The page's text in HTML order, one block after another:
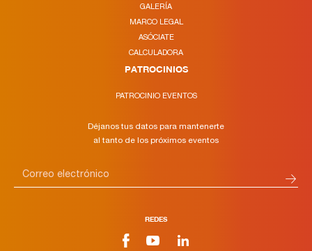
GALERÍA
MARCO LEGAL
ASÓCIATE
CALCULADORA
PATROCINIOS
PATROCINIO EVENTOS
Déjanos tus datos para mantenerte
al tanto de los próximos eventos
REDES